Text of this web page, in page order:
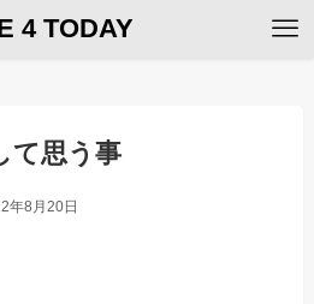
4 TODAY
て思う事
年8月20日